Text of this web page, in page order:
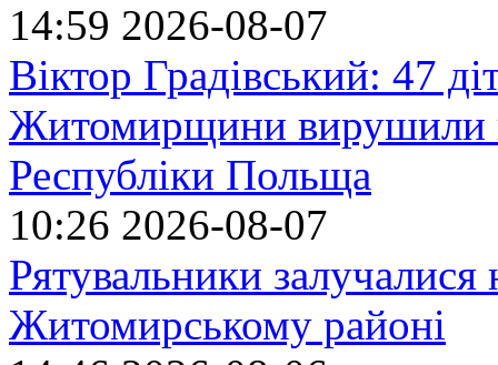
14:59 2026-08-07
Віктор Градівський: 47
Житомирщини вирушили
Республіки Польща
10:26 2026-08-07
Рятувальники
Житомирському районі